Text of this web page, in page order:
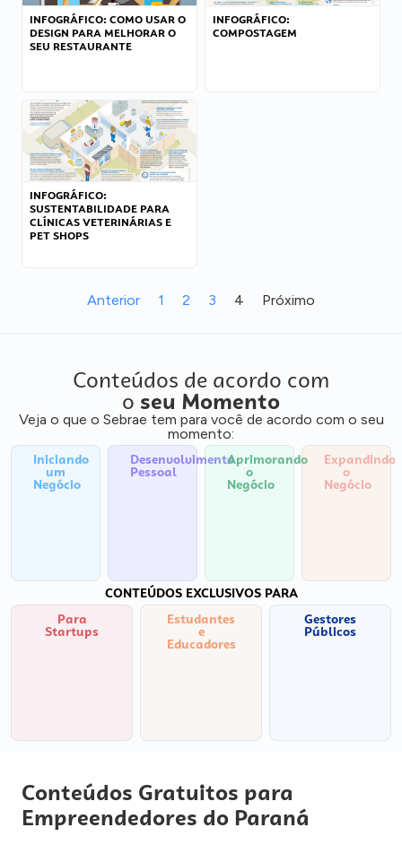
INFOGRÁFICO: COMO USAR O
DESIGN PARA MELHORAR O
SEU RESTAURANTE
INFOGRÁFICO:
COMPOSTAGEM
INFOGRÁFICO:
SUSTENTABILIDADE PARA
CLÍNICAS VETERINÁRIAS E
PET SHOPS
Anterior 1 2 3 4 Próximo
Conteúdos de acordo com
o seu Momento
Veja o que o Sebrae tem para você de acordo com o seu
momento:
Iniciando
um
Negócio
Desenvolvimento
Pessoal
Aprimorando
o
Negócio
Expandindo
o
Negócio
CONTEÚDOS EXCLUSIVOS PARA
Para
Startups
Estudantes
e
Educadores
Gestores
Públicos
Conteúdos Gratuitos para
Empreendedores do Paraná